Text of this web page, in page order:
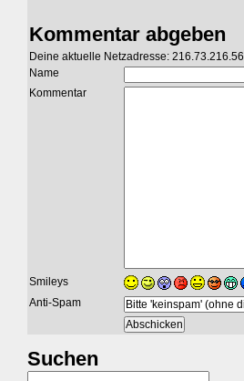
Kommentar abgeben
Deine aktuelle Netzadresse: 216.73.216.56
Name
Kommentar
Smileys
Anti-Spam
Suchen